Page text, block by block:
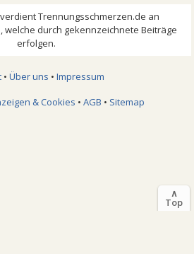
• Über uns • Impressum
& Cookies • AGB • Sitemap
∧
Top